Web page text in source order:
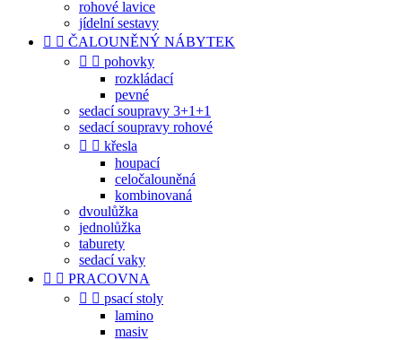
rohové lavice
jídelní sestavy
  ČALOUNĚNÝ NÁBYTEK
  pohovky
rozkládací
pevné
sedací soupravy 3+1+1
sedací soupravy rohové
  křesla
houpací
celočalouněná
kombinovaná
dvoulůžka
jednolůžka
taburety
sedací vaky
  PRACOVNA
  psací stoly
lamino
masiv